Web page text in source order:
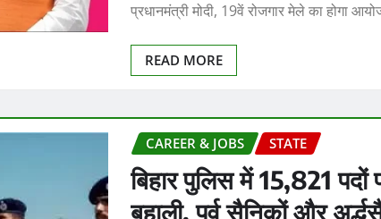
प्रधानमंत्री मोदी, 19वें रोजगार मेले का होगा
READ MORE
CAREER & JOBS STATE
बिहार पुलिस में 15,821 पदों
बहाली, पूर्व सैनिकों और